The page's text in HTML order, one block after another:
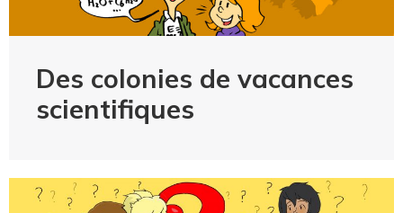
Des colonies de vacances
scientifiques